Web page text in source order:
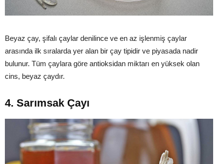
Beyaz çay, şifalı çaylar denilince ve en az işlenmiş çaylar
arasında ilk sıralarda yer alan bir çay tipidir ve piyasada nadir
bulunur. Tüm çaylara göre antioksidan miktarı en yüksek olan
cins, beyaz çaydır.
4. Sarımsak Çayı